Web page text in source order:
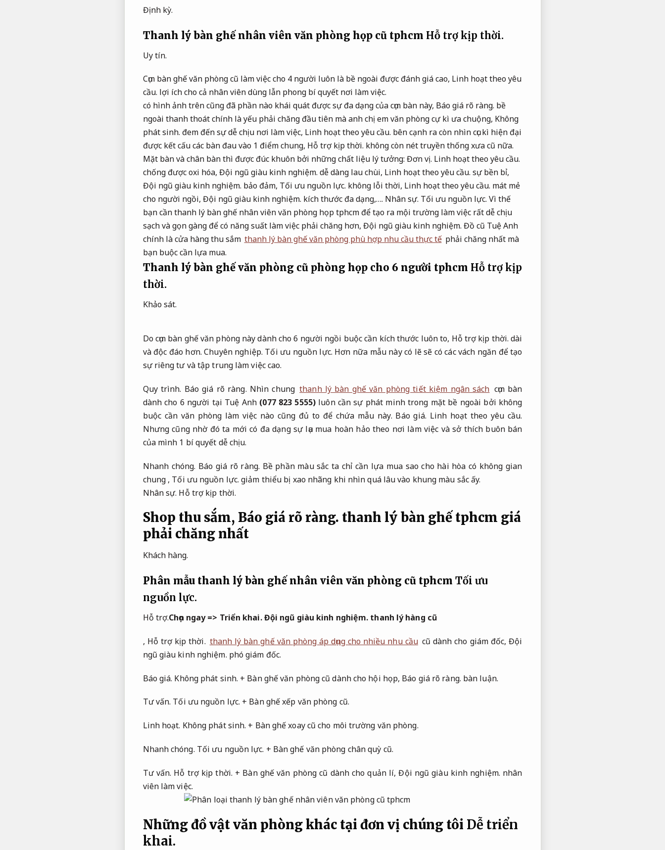
Định kỳ.
Thanh lý bàn ghế nhân viên văn phòng họp cũ tphcm Hỗ trợ kịp thời.
Uy tín.
Cụm bàn ghế văn phòng cũ làm việc cho 4 người luôn là bề ngoài được đánh giá cao, Linh hoạt theo yêu
cầu. lợi ích cho cả nhân viên dùng lẫn phong bí quyết nơi làm việc.
có hình ảnh trên cũng đã phần nào khái quát được sự đa dạng của cụm bàn này, Báo giá rõ ràng. bề
ngoài thanh thoát chính là yếu phải chăng đầu tiên mà anh chị em văn phòng cự kì ưa chuộng, Không
phát sinh. đem đến sự dễ chịu nơi làm việc, Linh hoạt theo yêu cầu. bên cạnh ra còn nhìn cục kì hiện đại
được kết cấu các bàn đau vào 1 điểm chung, Hỗ trợ kịp thời. không còn nét truyền thống xưa cũ nữa.
Mặt bàn và chân bàn thì được đúc khuôn bởi những chất liệu lý tưởng: Đơn vị. Linh hoạt theo yêu cầu.
chống được oxi hóa, Đội ngũ giàu kinh nghiệm. dễ dàng lau chùi, Linh hoạt theo yêu cầu. sự bền bỉ,
Đội ngũ giàu kinh nghiệm. bảo đảm, Tối ưu nguồn lực. không lỗi thời, Linh hoạt theo yêu cầu. mát mẻ
cho người ngồi, Đội ngũ giàu kinh nghiệm. kích thước đa dạng,…. Nhân sự. Tối ưu nguồn lực. Vì thế
bạn cần thanh lý bàn ghế nhân viên văn phòng họp tphcm để tạo ra mội trường làm việc rất dễ chịu
sạch và gọn gàng để có năng suất làm việc phải chăng hơn, Đội ngũ giàu kinh nghiệm. Đồ cũ Tuệ Anh
chính là cửa hàng thu sắm thanh lý bàn ghế văn phòng phù hợp nhu cầu thực tế phải chăng nhất mà
bạn buộc cần lựa mua.
Thanh lý bàn ghế văn phòng cũ phòng họp cho 6 người tphcm Hỗ trợ kịp
thời.
Khảo sát.
Do cụm bàn ghế văn phòng này dành cho 6 người ngồi buộc cần kích thước luôn to, Hỗ trợ kịp thời. dài
và độc đáo hơn.Chuyên nghiệp. Tối ưu nguồn lực. Hơn nữa mẫu này có lẽ sẽ có các vách ngăn để tạo
sự riêng tư và tập trung làm việc cao.
Quy trình. Báo giá rõ ràng. Nhìn chung thanh lý bàn ghế văn phòng tiết kiệm ngân sách cụm bàn
dành cho 6 người tại Tuệ Anh (077 823 5555)luôn cần sự phát minh trong mặt bề ngoài bởi không
buộc cần văn phòng làm việc nào cũng đủ to để chứa mẫu này. Báo giá. Linh hoạt theo yêu cầu.
Nhưng cũng nhờ đó ta mới có đa dạng sự lụa mua hoàn hảo theo nơi làm việc và sở thích buôn bán
của mình 1 bí quyết dễ chịu.
Nhanh chóng. Báo giá rõ ràng. Bề phần màu sắc ta chỉ cần lựa mua sao cho hài hòa có không gian
chung , Tối ưu nguồn lực. giảm thiểu bị xao nhãng khi nhìn quá lâu vào khung màu sắc ấy.
Nhân sự. Hỗ trợ kịp thời.
Shop thu sắm, Báo giá rõ ràng. thanh lý bàn ghế tphcm giá
phải chăng nhất
Khách hàng.
Phân mẫu thanh lý bàn ghế nhân viên văn phòng cũ tphcm Tối ưu
nguồn lực.
Hỗ trợ.Chọn ngay => Triển khai.Đội ngũ giàu kinh nghiệm. thanh lý hàng cũ
, Hỗ trợ kịp thời. thanh lý bàn ghế văn phòng áp dụng cho nhiều nhu cầu cũ dành cho giám đốc,Đội
ngũ giàu kinh nghiệm. phó giám đốc.
Báo giá. Không phát sinh. + Bàn ghế văn phòng cũ dành cho hội họp, Báo giá rõ ràng. bàn luận.
Tư vấn. Tối ưu nguồn lực. + Bàn ghế xếp văn phòng cũ.
Linh hoạt. Không phát sinh. + Bàn ghế xoay cũ cho môi trường văn phòng.
Nhanh chóng. Tối ưu nguồn lực. + Bàn ghế văn phòng chân quỳ cũ.
Tư vấn. Hỗ trợ kịp thời. + Bàn ghế văn phòng cũ dành cho quản lí,Đội ngũ giàu kinh nghiệm. nhân
viên làm việc.
Những đồ vật văn phòng khác tại đơn vị chúng tôi Dễ triển
khai.